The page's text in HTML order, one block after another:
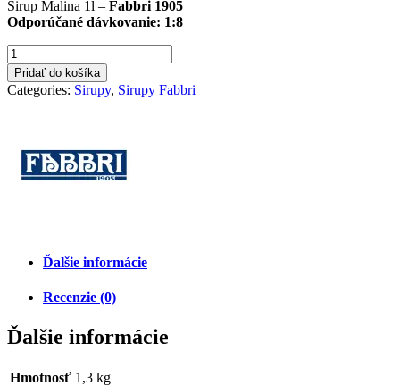
Sirup Malina 1l – Fabbri 1905
Odporúčané dávkovanie: 1:8
Pridať do košíka
Categories: Sirupy, Sirupy Fabbri
Ďalšie informácie
Recenzie (0)
Ďalšie informácie
Hmotnosť 1,3 kg